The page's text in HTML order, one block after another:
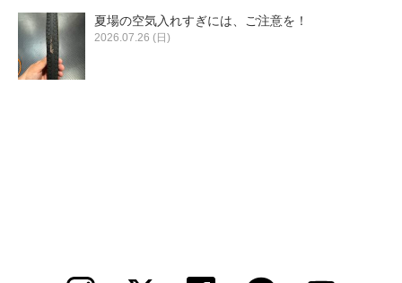
夏場の空気入れすぎには、ご注意を！
2026.07.26 (日)